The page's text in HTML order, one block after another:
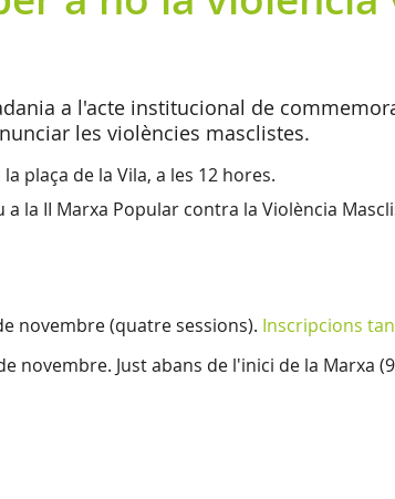
a l'acte institucional de
les violències masclistes.
la plaça de la Vila, a les 12 hores.
a la II Marxa Popular contra la Violència
novembre (quatre sessions). Inscripcions
novembre. Just abans de l'inici de la Marxa